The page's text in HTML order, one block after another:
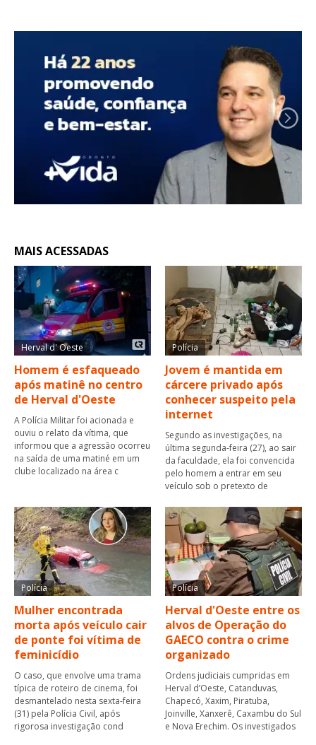
MAIS ACESSADAS
Herval d' Oeste
Homem é esfaqueado
após matinê no centro
de Herval d'Oeste
A Polícia Militar foi acionada e
ouviu o relato da vítima, que
informou que a agressão ocorreu
na saída de uma matiné em um
clube localizado na área c
Polícia
Jovem é mantida em
cárcere privado após
conhecer suspeito pela
internet
Segundo as investigações, na
última segunda-feira (27), ao sair
da faculdade, ela foi convencida
pelo homem a entrar em seu
veículo sob o pretexto de
Polícia
Mulher encontrada
morta após veículo cair
de ponte foi vítima de
feminicídio
O caso, que envolve uma trama
típica de roteiro de cinema, foi
desmantelado nesta sexta-feira
(31) pela Polícia Civil, após
rigorosa investigação cond
Polícia
Herval d'Oeste entre os
alvos de Operação do
GAECO contra o crime
organizado
Ordens judiciais cumpridas em
Herval d’Oeste, Catanduvas,
Chapecó, Xaxim, Piratuba,
Joinville, Xanxerê, Caxambu do Sul
e Nova Erechim. Os investigados